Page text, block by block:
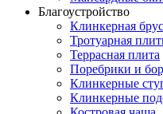
Благоустройство
Клинкерная
Тротуарная
Террасная плита
Поребрики и
Клинкерные
Клинкерные